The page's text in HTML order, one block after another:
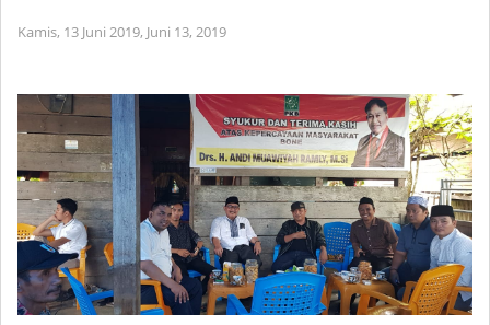
Kamis, 13 Juni 2019, Juni 13, 2019